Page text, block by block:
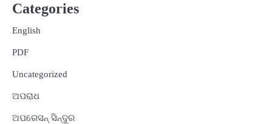
Categories
English
PDF
Uncategorized
ଅପରାଧ
ଅପରେସନ୍ ସିନ୍ଦୁର